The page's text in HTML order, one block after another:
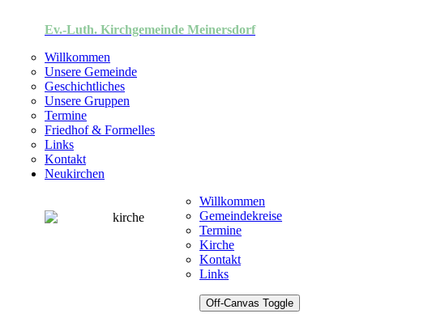
Ev.-Luth. Kirchgemeinde Meinersdorf
Willkommen
Unsere Gemeinde
Geschichtliches
Unsere Gruppen
Termine
Friedhof & Formelles
Links
Kontakt
Neukirchen
Willkommen
Gemeindekreise
Termine
Kirche
Kontakt
Links
Off-Canvas Toggle